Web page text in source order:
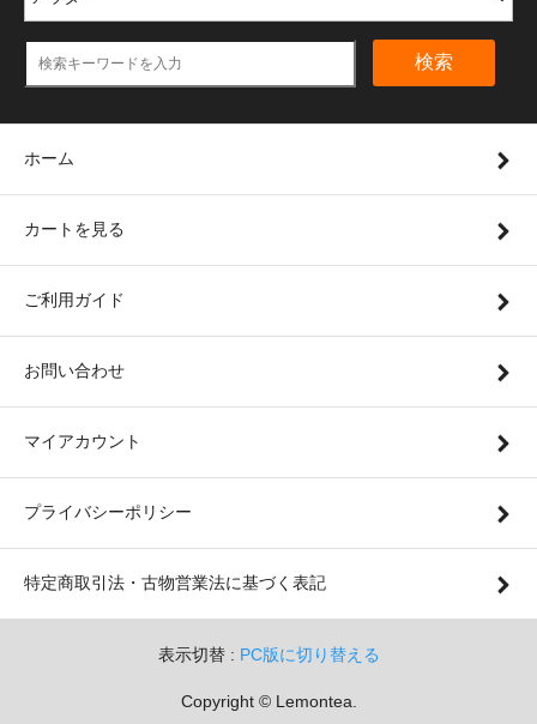
検索
ホーム
カートを見る
ご利用ガイド
お問い合わせ
マイアカウント
プライバシーポリシー
特定商取引法・古物営業法に基づく表記
表示切替 : PC版に切り替える
Copyright © Lemontea.